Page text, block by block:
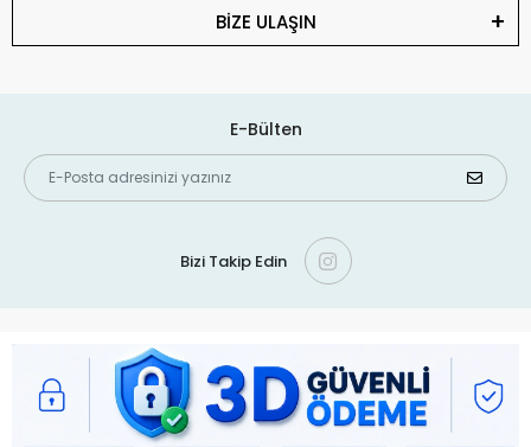
BİZE ULAŞIN
E-Bülten
Bizi Takip Edin